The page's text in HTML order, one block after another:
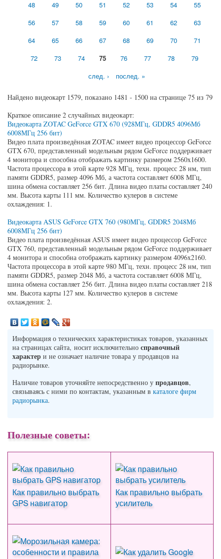
48 49 50 51 52 53 54
55
56
57 58 59 60 61 62
63
64
65 66 67 68 69 70
71
72
73 74 75 76 77 78
79
след. ›
послед. »
Найдено видеокарт 1579, показано 1481 - 1500 на странице 75 из 79
Краткое описание 2 случайных видеокарт:
Видеокарта ZOTAC GeForce GTX 670 (928МГц, GDDR5 4096Мб
6008МГц 256 бит)
Видео плата произведённая ZOTAC имеет видео процессор GeForce
GTX 670, представленный модельным рядом GeForce поддерживает
4 монитора и способна отображать картинку размером 2560x1600.
Частота процессора в этой карте 928 МГц, техн. процесс 28 нм, тип
памяти GDDR5, размер 4096 Мб, а частота составляет 6008 МГц,
шина обмена составляет 256 бит. Длина видео платы составляет 240
мм. Высота карты 111 мм. Количество кулеров в системе
охлаждения: 1.
Видеокарта ASUS GeForce GTX 760 (980МГц, GDDR5 2048Мб
6008МГц 256 бит)
Видео плата произведённая ASUS имеет видео процессор GeForce
GTX 760, представленный модельным рядом GeForce поддерживает
4 монитора и способна отображать картинку размером 4096x2160.
Частота процессора в этой карте 980 МГц, техн. процесс 28 нм, тип
памяти GDDR5, размер 2048 Мб, а частота составляет 6008 МГц,
шина обмена составляет 256 бит. Длина видео платы составляет 218
мм. Высота карты 127 мм. Количество кулеров в системе
охлаждения: 2.
Информация о технических характеристиках товаров, указанных
на страницах сайта, носит исключительно справочный
характер и не означает наличие товара у продавцов на
радиорынке.
Наличие товаров уточняйте непосредственно у продавцов,
связываясь с ними по контактам, указанным в каталоге фирм
радиорынка.
Полезные советы:
Как правильно выбрать
GPS навигатор
Как правильно выбрать
усилитель